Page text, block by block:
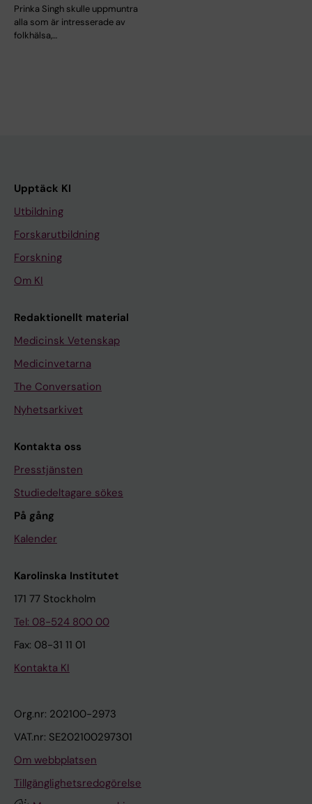
Prinka Singh skulle uppmuntra
alla som är intresserade av
folkhälsa,…
Upptäck KI
Utbildning
Forskarutbildning
Forskning
Om KI
Redaktionellt material
Medicinsk Vetenskap
Medicinvetarna
The Conversation
Nyhetsarkivet
Kontakta oss
Presstjänsten
Studiedeltagare sökes
På gång
Kalender
Karolinska Institutet
171 77 Stockholm
Tel: 08-524 800 00
Fax: 08-31 11 01
Kontakta KI
Org.nr: 202100-2973
VAT.nr: SE202100297301
Om webbplatsen
Tillgänglighetsredogörelse